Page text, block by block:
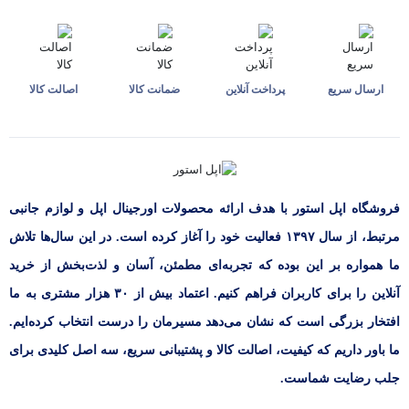
نهایت، برای خرید مطمئن، راهی جز شناخت دقیق انواع شارژر اپل وجود ندارد.
شارژ ایمن و سریع با انواع شارژر اپل
تاییدشده توسط اپل، می‌توانید با خیال راحت دستگاه خود را شارژ کرده و از
کیفیت بالای آن لذت ببرید. حالا وقت آن است که با تهیه مناسب‌ترین گزینه از میان
انواع شارژر اپل، امنیت و کارایی را به شارژ روزانه خود هدیه دهید.
ارسال سریع پرداخت آنلاین ضمانت کالا اصالت کالا
فروشگاه اپل استور با هدف ارائه‌ محصولات اورجینال اپل و لوازم جانبی
مرتبط، از سال ۱۳۹۷ فعالیت خود را آغاز کرده است. در این سال‌ها تلاش
ما همواره بر این بوده که تجربه‌ای مطمئن، آسان و لذت‌بخش از خرید
آنلاین را برای کاربران فراهم کنیم. اعتماد بیش از ۳۰ هزار مشتری به ما
افتخار بزرگی است که نشان می‌دهد مسیرمان را درست انتخاب کرده‌ایم.
ما باور داریم که کیفیت، اصالت کالا و پشتیبانی سریع، سه اصل کلیدی برای
جلب رضایت شماست.